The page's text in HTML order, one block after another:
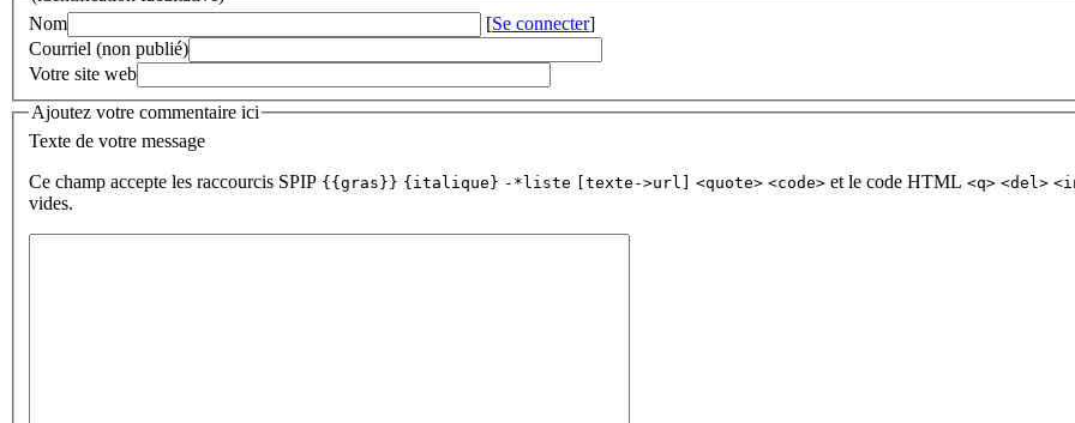
Nom
[Se connecter]
Courriel (non publié)
Votre site web
Ajoutez votre commentaire ici
Texte de votre message
Ce champ accepte les raccourcis SPIP {{gras}} {italique} -*liste [texte->url] <quote> <code> et le code HTML <q> <del>
vides.